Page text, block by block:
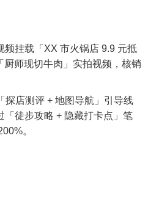
频挂载「XX 市火锅店 9.9 元抵
厨师现切牛肉」实拍视频，核销
探店测评 + 地图导航」引导线
「徒步攻略 + 隐藏打卡点」笔
。